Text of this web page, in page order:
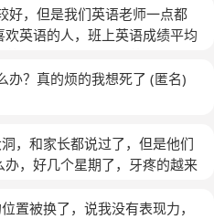
好，但是我们英语老师一点都
英语的人，班上英语成绩平均
简单的，感觉上她的课就像是
办？真的烦的我想死了 (匿名)
，和家长都说过了，但是他们
，好几个星期了，牙疼的越来
置被换了，说我没有表现力，